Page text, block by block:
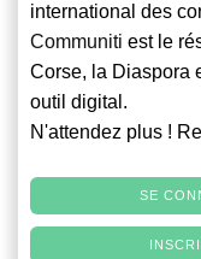
international des
Communiti est le
Corse, la Diaspora
outil digital.
N'attendez plus !
SE